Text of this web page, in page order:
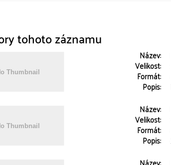
tohoto záznamu
Název:
Velikost:
Formát:
Popis:
Název:
Velikost:
Formát:
Popis: